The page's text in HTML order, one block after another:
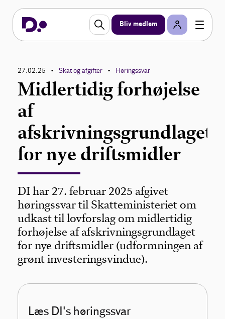
Bliv medlem
27.02.25 • Skat og afgifter • Høringssvar
Midlertidig forhøjelse
af
afskrivningsgrundlaget
for nye driftsmidler
DI har 27. februar 2025 afgivet
høringssvar til Skatteministeriet om
udkast til lovforslag om midlertidig
forhøjelse af afskrivningsgrundlaget
for nye driftsmidler (udformningen af
grønt investeringsvindue).
Læs DI's høringssvar